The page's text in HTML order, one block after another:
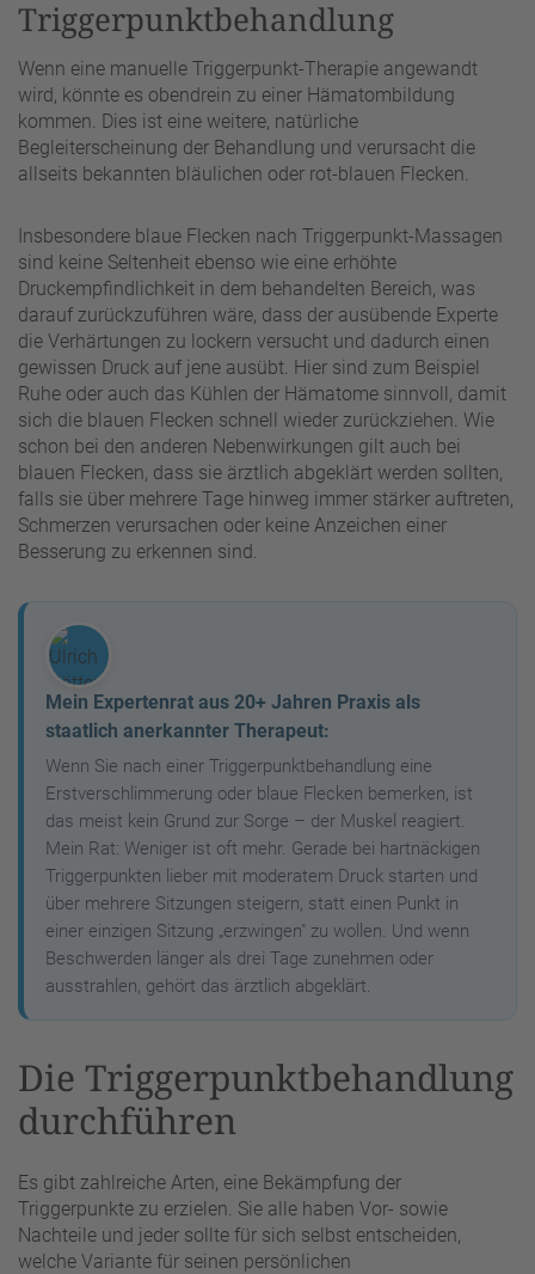
Triggerpunktbehandlung
Wenn eine manuelle Triggerpunkt-Therapie angewandt
wird, könnte es obendrein zu einer Hämatombildung
kommen. Dies ist eine weitere, natürliche
Begleiterscheinung der Behandlung und verursacht die
allseits bekannten bläulichen oder rot-blauen Flecken.
Insbesondere blaue Flecken nach Triggerpunkt-Massagen
sind keine Seltenheit ebenso wie eine erhöhte
Druckempfindlichkeit in dem behandelten Bereich, was
darauf zurückzuführen wäre, dass der ausübende Experte
die Verhärtungen zu lockern versucht und dadurch einen
gewissen Druck auf jene ausübt. Hier sind zum Beispiel
Ruhe oder auch das Kühlen der Hämatome sinnvoll, damit
sich die blauen Flecken schnell wieder zurückziehen. Wie
schon bei den anderen Nebenwirkungen gilt auch bei
blauen Flecken, dass sie ärztlich abgeklärt werden sollten,
falls sie über mehrere Tage hinweg immer stärker auftreten,
Schmerzen verursachen oder keine Anzeichen einer
Besserung zu erkennen sind.
Mein Expertenrat aus 20+ Jahren Praxis als
staatlich anerkannter Therapeut:
Wenn Sie nach einer Triggerpunktbehandlung eine
Erstverschlimmerung oder blaue Flecken bemerken, ist
das meist kein Grund zur Sorge – der Muskel reagiert.
Mein Rat: Weniger ist oft mehr. Gerade bei hartnäckigen
Triggerpunkten lieber mit moderatem Druck starten und
über mehrere Sitzungen steigern, statt einen Punkt in
einer einzigen Sitzung „erzwingen" zu wollen. Und wenn
Beschwerden länger als drei Tage zunehmen oder
ausstrahlen, gehört das ärztlich abgeklärt.
Die Triggerpunktbehandlung
durchführen
Es gibt zahlreiche Arten, eine Bekämpfung der
Triggerpunkte zu erzielen. Sie alle haben Vor- sowie
Nachteile und jeder sollte für sich selbst entscheiden,
welche Variante für seinen persönlichen